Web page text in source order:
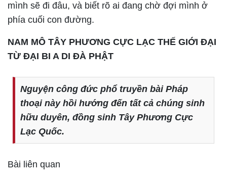
mình sẽ đi đâu, và biết rõ ai đang chờ đợi mình ở
phía cuối con đường.
NAM MÔ TÂY PHƯƠNG CỰC LẠC THẾ GIỚI ĐẠI
TỪ ĐẠI BI A DI ĐÀ PHẬT
Nguyện công đức phổ truyền bài Pháp
thoại này hồi hướng đến tất cả chúng sinh
hữu duyên, đồng sinh Tây Phương Cực
Lạc Quốc.
Bài liên quan